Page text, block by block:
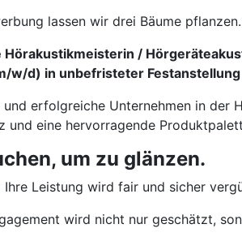
lassen wir drei Bäume
Hörakustikmeisterin /
w/d) in unbefristeter Festanstellung
erfolgreiche Unternehmen in
und eine hervorragende
um zu glänzen.
Ihre Leistung wird fair und sicher
wird nicht nur geschätzt,